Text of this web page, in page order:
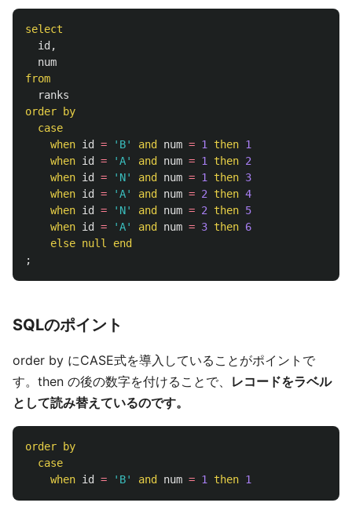
select
id ,
num
from
ranks
order
by
case
when id = 'B' and num = 1 then 1
when id = 'A' and num = 1 then 2
when id = 'N' and num = 1 then 3
when id = 'A' and num = 2 then 4
when id = 'N' and num = 2 then 5
when id = 'A' and num = 3 then 6
else null
end
;
SQLのポイント
order by にCASE式を導入していることがポイントで
す。then の後の数字を付けることで、 レコードをラベル
として読み替えているのです。
order
by
case
when id = 'B' and num = 1 then 1